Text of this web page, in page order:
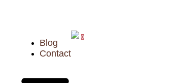
Blog
Contact
0